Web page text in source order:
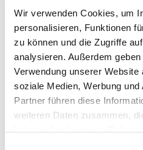
Wir verwenden Cookies, um
personalisieren, Funktionen
zu können und die Zugriffe
analysieren. Außerdem
Verwendung unserer
soziale Medien, Werbung
Partner führen diese
weiteren Daten zusammen,
DE
+4926841747
www.ideen-aus-stahl.com